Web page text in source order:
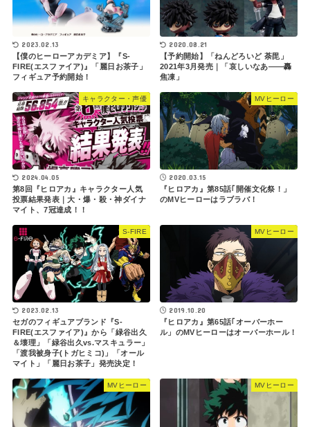
2023.02.13
【僕のヒーローアカデミア】『S-
FIRE(エスファイア)』「麗日お茶子」
フィギュア予約開始！
2020.08.21
【予約開始】「ねんどろいど 荼毘」
2021年3月発売｜「哀しいなあ――轟
焦凍」
キャラクター・声優
2024.04.05
第8回『ヒロアカ』キャラクター人気
投票結果発表｜大・爆・殺・神ダイナ
マイト、7冠達成！！
MVヒーロー
2020.03.15
『ヒロアカ』第85話｢開催文化祭！」
のMVヒーローはラブラバ！
S-FIRE
2023.02.13
セガのフィギュアブランド『S-
FIRE(エスファイア)』から「緑谷出久
＆壊理」「緑谷出久vs.マスキュラー」
「渡我被身子(トガヒミコ)」「オール
マイト」「麗日お茶子」発売決定！
MVヒーロー
2019.10.20
『ヒロアカ』第65話｢オーバーホー
ル」のMVヒーローはオーバーホール！
MVヒーロー MVヒーロー